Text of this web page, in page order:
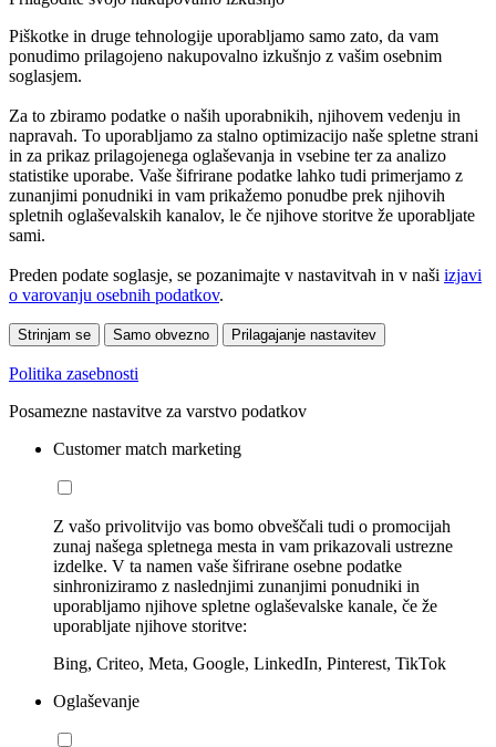
Piškotke in druge tehnologije uporabljamo samo zato, da vam
ponudimo prilagojeno nakupovalno izkušnjo z vašim osebnim
soglasjem.
Za to zbiramo podatke o naših uporabnikih, njihovem vedenju in
napravah. To uporabljamo za stalno optimizacijo naše spletne strani
in za prikaz prilagojenega oglaševanja in vsebine ter za analizo
statistike uporabe. Vaše šifrirane podatke lahko tudi primerjamo z
zunanjimi ponudniki in vam prikažemo ponudbe prek njihovih
spletnih oglaševalskih kanalov, le če njihove storitve že uporabljate
sami.
Preden podate soglasje, se pozanimajte v nastavitvah in v naši izjavi
o varovanju osebnih podatkov.
Strinjam se Samo obvezno Prilagajanje nastavitev
Politika zasebnosti
Posamezne nastavitve za varstvo podatkov
Customer match marketing
Z vašo privolitvijo vas bomo obveščali tudi o promocijah
zunaj našega spletnega mesta in vam prikazovali ustrezne
izdelke. V ta namen vaše šifrirane osebne podatke
sinhroniziramo z naslednjimi zunanjimi ponudniki in
uporabljamo njihove spletne oglaševalske kanale, če že
uporabljate njihove storitve:
Bing, Criteo, Meta, Google, LinkedIn, Pinterest, TikTok
Oglaševanje